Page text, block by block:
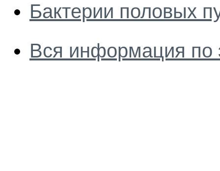
Бактерии половых
Вся информация по